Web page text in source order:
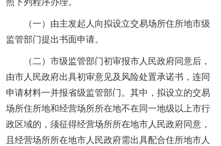
照下列程序办理。
（一）由主发起人向拟设立交易场所住所地市级
监管部门提出书面申请。
（二）市级监管部门初审报市人民政府同意后，
由市人民政府出具初审意见及风险处置承诺书，连同
申请材料一并报省级监管部门。其中，拟设立的交易
场所住所地和经营场所所在地不在同一地级以上市行
政区域的，须征得经营场所所在地市人民政府同意，
且经营场所所在地市人民政府需出具配合住所地市人